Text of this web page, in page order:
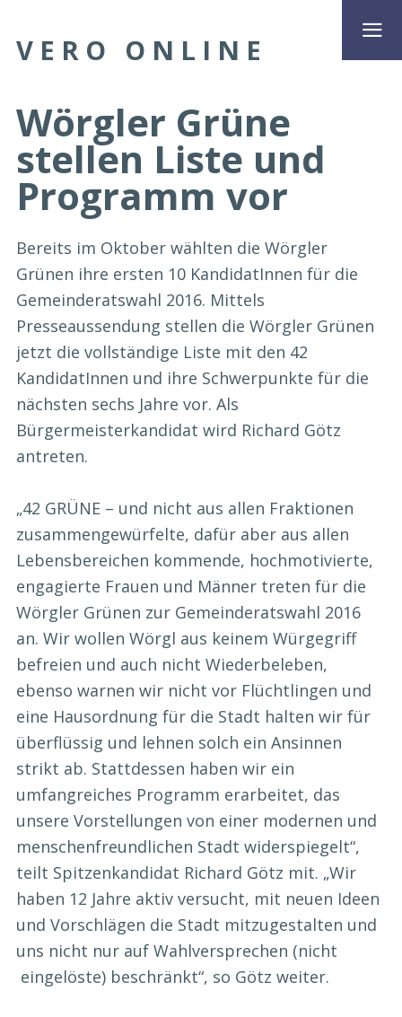
VERO ONLINE
Wörgler Grüne
stellen Liste und
Programm vor
Bereits im Oktober wählten die Wörgler
Grünen ihre ersten 10 KandidatInnen für die
Gemeinderatswahl 2016. Mittels
Presseaussendung stellen die Wörgler Grünen
jetzt die vollständige Liste mit den 42
KandidatInnen und ihre Schwerpunkte für die
nächsten sechs Jahre vor. Als
Bürgermeisterkandidat wird Richard Götz
antreten.
„42 GRÜNE – und nicht aus allen Fraktionen
zusammengewürfelte, dafür aber aus allen
Lebensbereichen kommende, hochmotivierte,
engagierte Frauen und Männer treten für die
Wörgler Grünen zur Gemeinderatswahl 2016
an. Wir wollen Wörgl aus keinem Würgegriff
befreien und auch nicht Wiederbeleben,
ebenso warnen wir nicht vor Flüchtlingen und
eine Hausordnung für die Stadt halten wir für
überflüssig und lehnen solch ein Ansinnen
strikt ab. Stattdessen haben wir ein
umfangreiches Programm erarbeitet, das
unsere Vorstellungen von einer modernen und
menschenfreundlichen Stadt widerspiegelt“,
teilt Spitzenkandidat Richard Götz mit. „Wir
haben 12 Jahre aktiv versucht, mit neuen Ideen
und Vorschlägen die Stadt mitzugestalten und
uns nicht nur auf Wahlversprechen (nicht
eingelöste) beschränkt“, so Götz weiter.